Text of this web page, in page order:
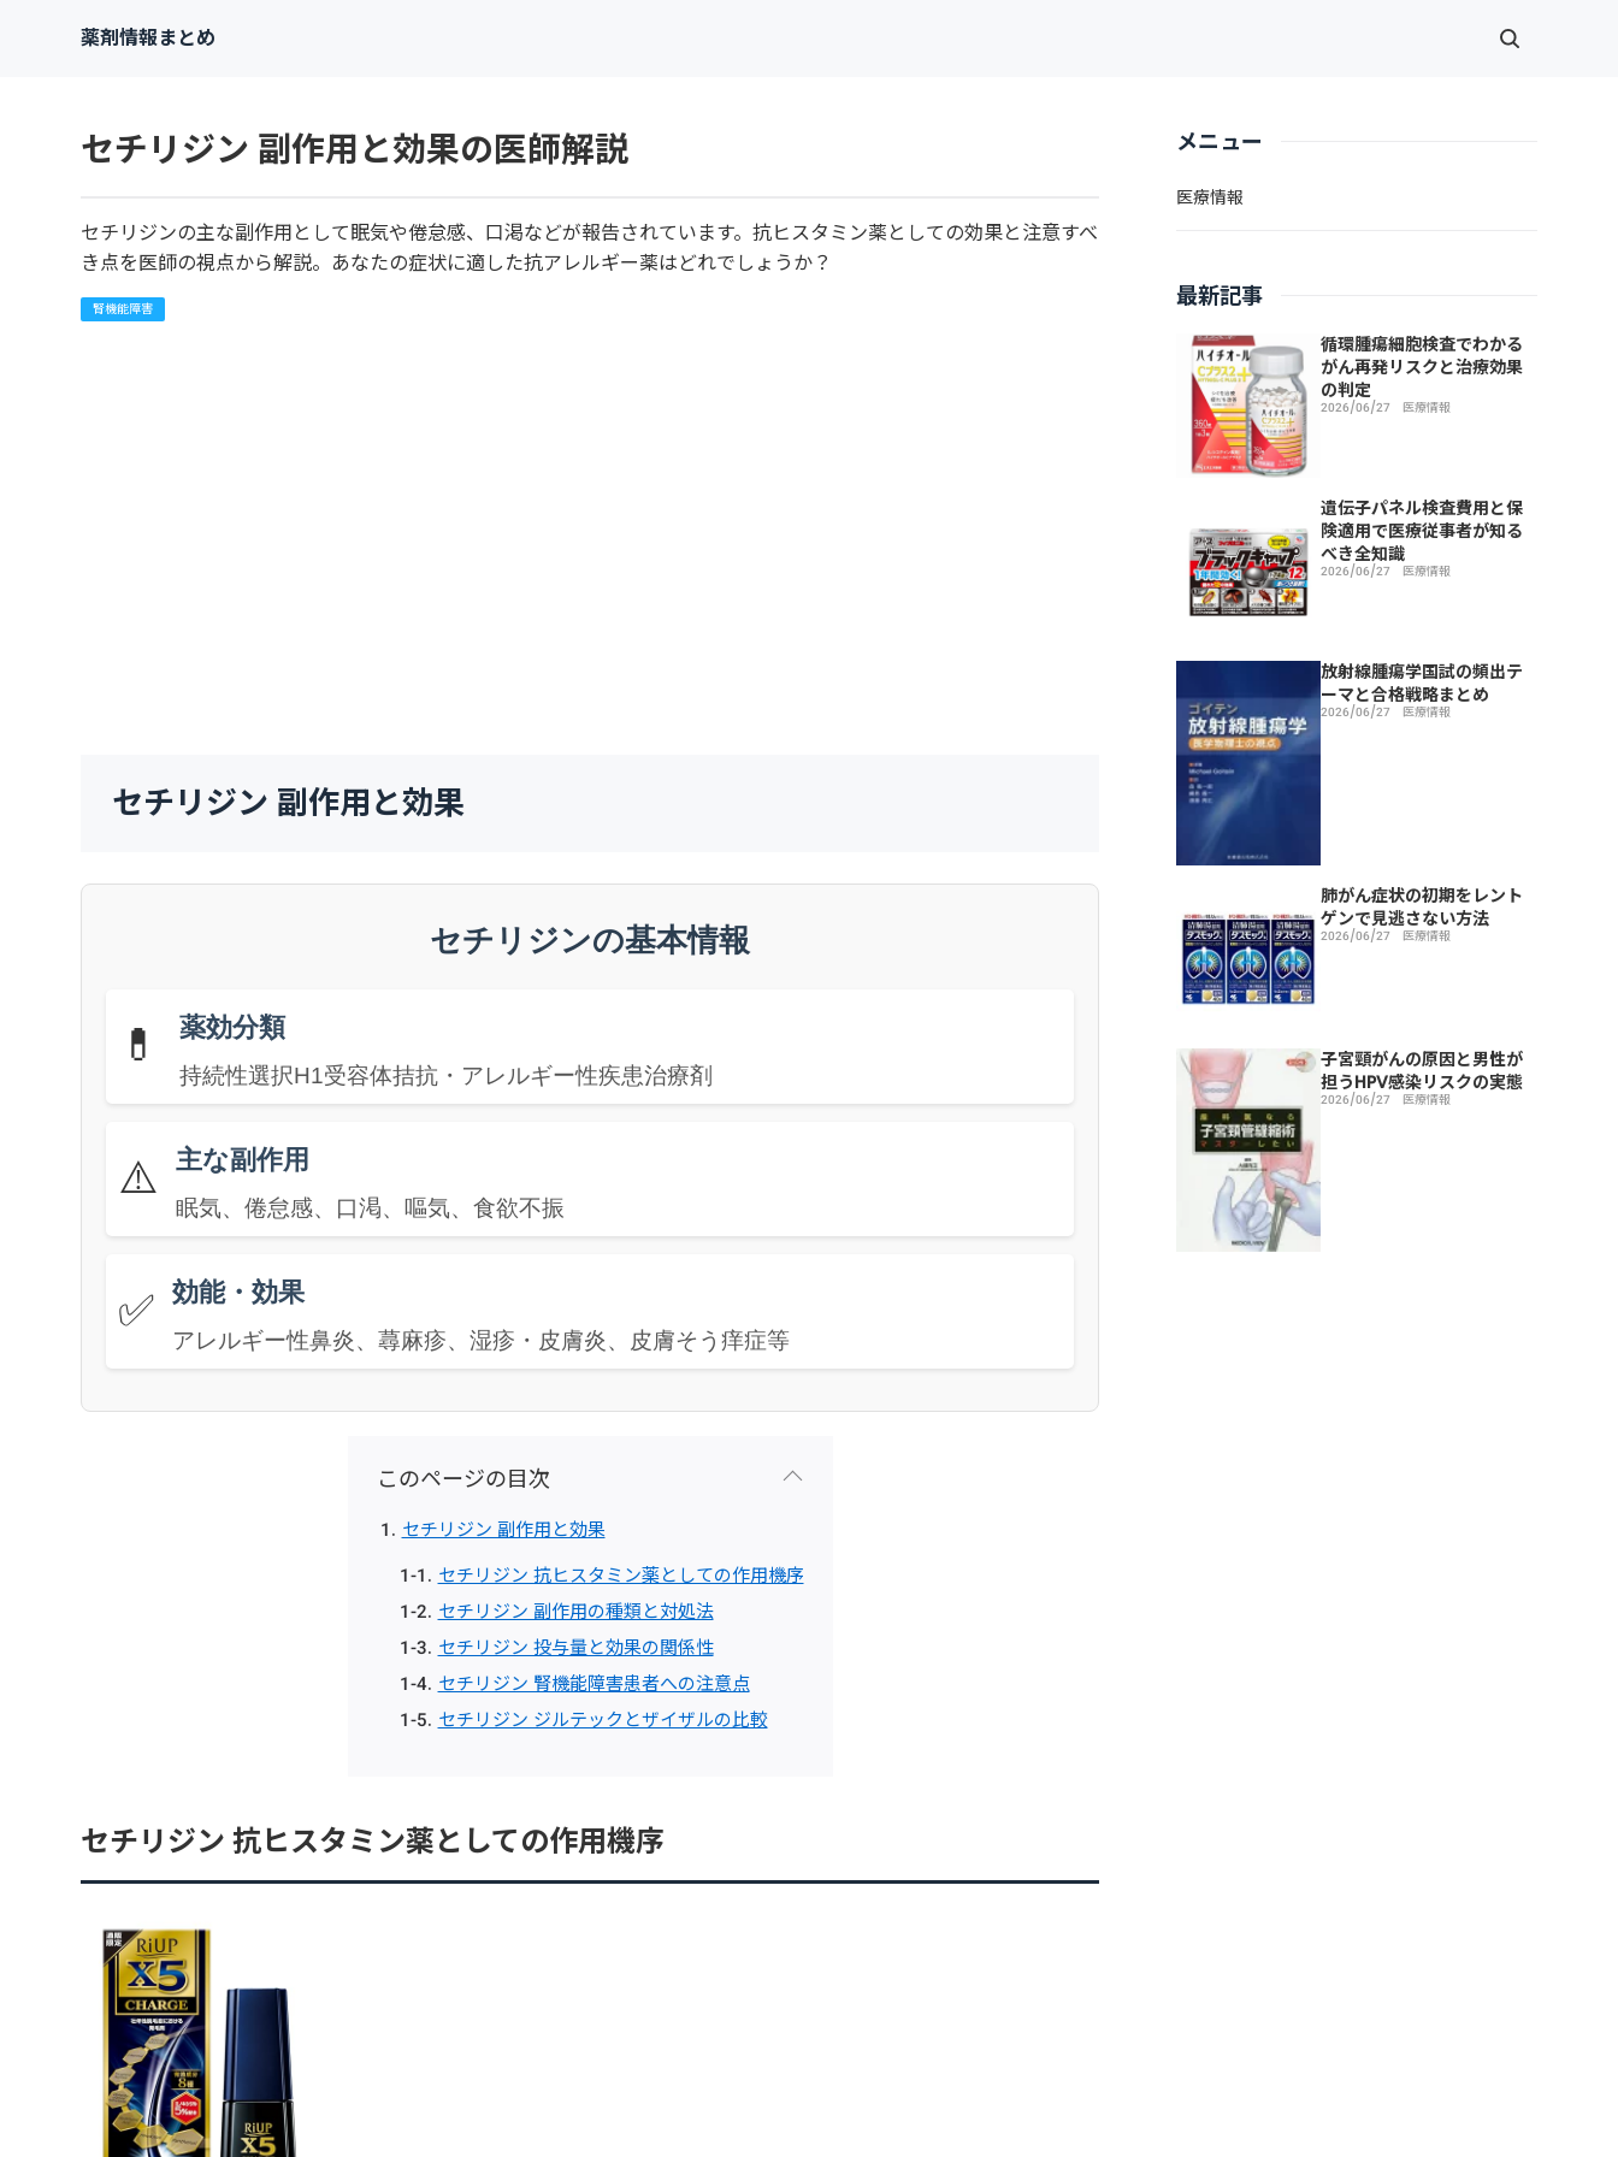
薬剤情報まとめ
セチリジン 副作用と効果の医師解説
セチリジンの主な副作用として眠気や倦怠感、口渇などが報告されています。抗ヒスタミン薬としての効果と注意すべ
き点を医師の視点から解説。あなたの症状に適した抗アレルギー薬はどれでしょうか？
腎機能障害
セチリジン 副作用と効果
セチリジンの基本情報
💊 薬効分類
持続性選択H1受容体拮抗・アレルギー性疾患治療剤
⚠️ 主な副作用
眠気、倦怠感、口渇、嘔気、食欲不振
✅ 効能・効果
アレルギー性鼻炎、蕁麻疹、湿疹・皮膚炎、皮膚そう痒症等
このページの目次
セチリジン 副作用と効果
セチリジン 抗ヒスタミン薬としての作用機序
セチリジン 副作用の種類と対処法
セチリジン 投与量と効果の関係性
セチリジン 腎機能障害患者への注意点
セチリジン ジルテックとザイザルの比較
セチリジン 抗ヒスタミン薬としての作用機序
メニュー
医療情報
最新記事
循環腫瘍細胞検査でわかる
がん再発リスクと治療効果
の判定
2026/06/27 医療情報
遺伝子パネル検査費用と保
険適用で医療従事者が知る
べき全知識
2026/06/27 医療情報
放射線腫瘍学国試の頻出テ
ーマと合格戦略まとめ
2026/06/27 医療情報
肺がん症状の初期をレント
ゲンで見逃さない方法
2026/06/27 医療情報
子宮頸がんの原因と男性が
担うHPV感染リスクの実態
2026/06/27 医療情報